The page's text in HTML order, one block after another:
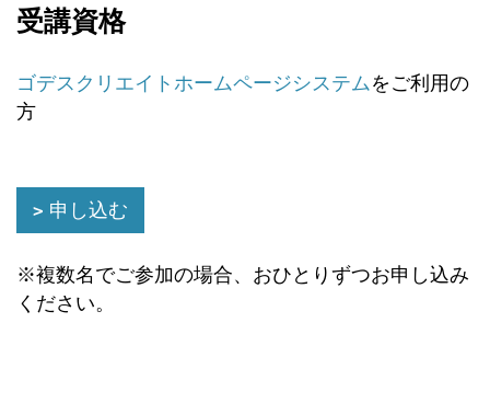
受講資格
ゴデスクリエイトホームページシステムをご利用の
方
申し込む
※複数名でご参加の場合、おひとりずつお申し込み
ください。